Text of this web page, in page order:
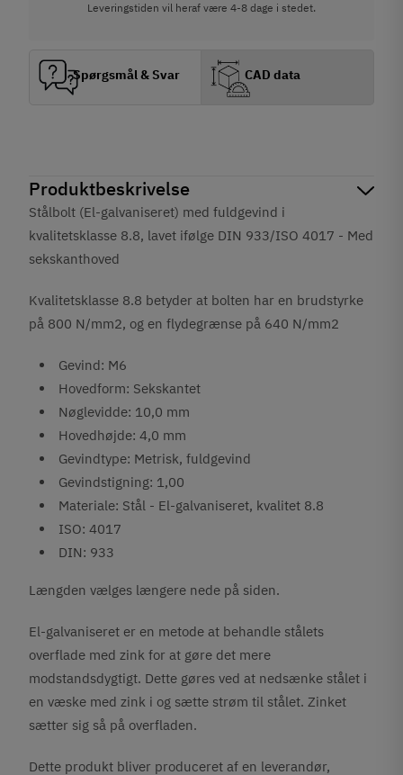
Produktbeskrivelse
Stålbolt (El-galvaniseret) med fuldgevind i
kvalitetsklasse 8.8, lavet ifølge DIN 933/ISO 4017 - Med
sekskanthoved
Kvalitetsklasse 8.8 betyder at bolten har en brudstyrke
på 800 N/mm2, og en flydegrænse på 640 N/mm2
Gevind: M6
Hovedform: Sekskantet
Nøglevidde: 10,0 mm
Hovedhøjde: 4,0 mm
Gevindtype: Metrisk, fuldgevind
Gevindstigning: 1,00
Materiale: Stål - El-galvaniseret, kvalitet 8.8
ISO: 4017
DIN: 933
Længden vælges længere nede på siden.
El-galvaniseret er en metode at behandle stålets
overflade med zink for at gøre det mere
modstandsdygtigt. Dette gøres ved at nedsænke stålet i
en væske med zink i og sætte strøm til stålet. Zinket
sætter sig så på overfladen.
Dette produkt bliver produceret af en leverandør,
Leveringstiden vil heraf være 4-8 dage i stedet.
Spørgsmål & Svar CAD data